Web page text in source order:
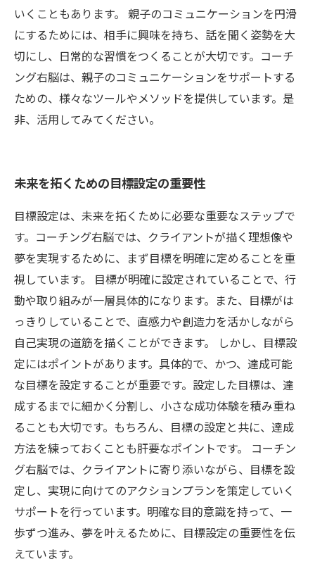
いくこともあります。 親子のコミュニケーションを円滑
にするためには、相手に興味を持ち、話を聞く姿勢を大
切にし、日常的な習慣をつくることが大切です。コーチ
ング右脳は、親子のコミュニケーションをサポートする
ための、様々なツールやメソッドを提供しています。是
非、活用してみてください。
未来を拓くための目標設定の重要性
目標設定は、未来を拓くために必要な重要なステップで
す。コーチング右脳では、クライアントが描く理想像や
夢を実現するために、まず目標を明確に定めることを重
視しています。 目標が明確に設定されていることで、行
動や取り組みが一層具体的になります。また、目標がは
っきりしていることで、直感力や創造力を活かしながら
自己実現の道筋を描くことができます。 しかし、目標設
定にはポイントがあります。具体的で、かつ、達成可能
な目標を設定することが重要です。設定した目標は、達
成するまでに細かく分割し、小さな成功体験を積み重ね
ることも大切です。もちろん、目標の設定と共に、達成
方法を練っておくことも肝要なポイントです。 コーチン
グ右脳では、クライアントに寄り添いながら、目標を設
定し、実現に向けてのアクションプランを策定していく
サポートを行っています。明確な目的意識を持って、一
歩ずつ進み、夢を叶えるために、目標設定の重要性を伝
えています。